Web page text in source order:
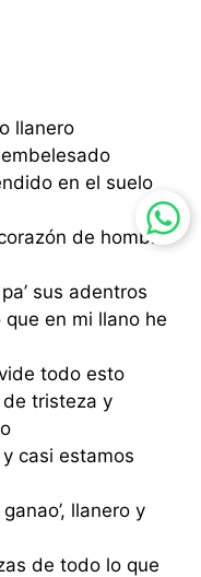
llanero
en el suelo
de hombre
sus adentros
en mi llano he
todo esto
tristeza y
casi estamos
llanero y
de todo lo que